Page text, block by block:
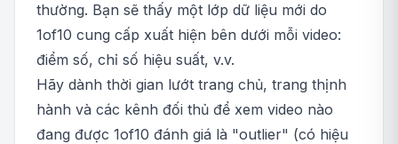
thường. Bạn sẽ thấy một lớp dữ liệu mới do
1of10 cung cấp xuất hiện bên dưới mỗi video:
điểm số, chỉ số hiệu suất, v.v.
Hãy dành thời gian lướt trang chủ, trang thịnh
hành và các kênh đối thủ để xem video nào
đang được 1of10 đánh giá là "outlier" (có hiệu